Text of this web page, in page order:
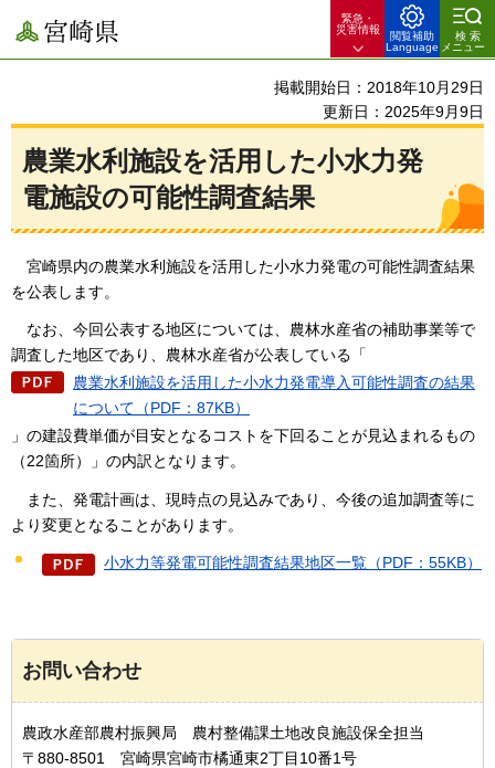
宮崎県
緊急・
災害情報
閲覧補助
Language
検索
メニュー
掲載開始日：2018年10月29日
更新日：2025年9月9日
農業水利施設を活用した小水力発
電施設の可能性調査結果
宮崎県内の農業水利施設を活用した小水力発電の可能性調査結果
を公表します。
なお、今回公表する地区については、農林水産省の補助事業等で
調査した地区であり、農林水産省が公表している「
農業水利施設を活用した小水力発電導入可能性調査の結果
について（PDF：87KB）
」の建設費単価が目安となるコストを下回ることが見込まれるもの
（22箇所）」の内訳となります。
ま た、発電計画は、現時点の見込みであり、今後の追加調査等に
より変更となることがあります。
小水力等発電可能性調査結果地区一覧（PDF：55KB）
お問い合わせ
農政水産部農村振興局 農村整備課土地改良施設保全担当
〒880-8501 宮崎県宮崎市橘通東2丁目10番1号